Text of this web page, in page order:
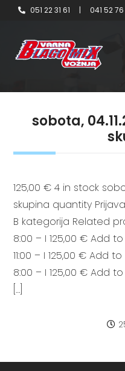
051 22 31 61 | 041 52
sobota,
125,00 € 4 in stock
skupina quantity
B kategorija Related
8:00 – I 125,00 € Add
11:00 – I 125,00 € Add
8:00 – I 125,00 € Add
[…]